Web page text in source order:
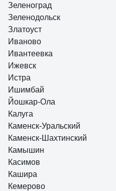
Зеленоград
Зеленодольск
Златоуст
Иваново
Ивантеевка
Ижевск
Истра
Ишимбай
Йошкар-Ола
Калуга
Каменск-Уральский
Каменск-Шахтинский
Камышин
Касимов
Кашира
Кемерово